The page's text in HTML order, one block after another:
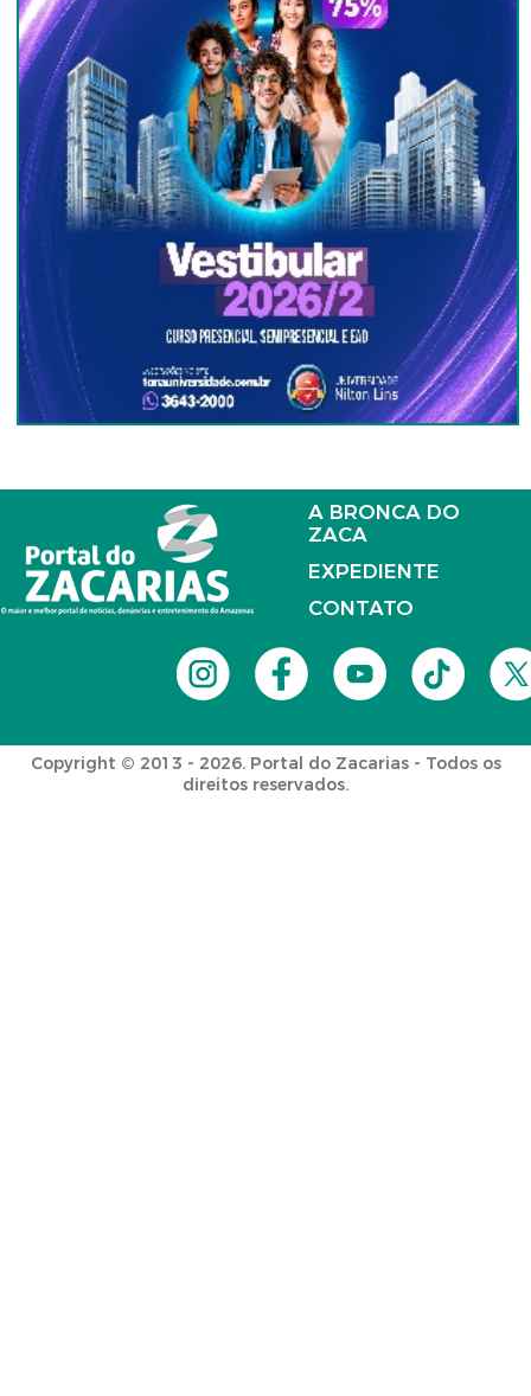
A BRONCA DO
ZACA
EXPEDIENTE
CONTATO
Copyright © 2013 - 2026. Portal do Zacarias - Todos os
direitos reservados.